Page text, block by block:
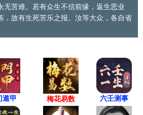
无苦难。若有众生不信前缘，返生恶业
，故有生死苦乐之报。汝等大众，各自省
遁甲 梅花易数 六壬测事